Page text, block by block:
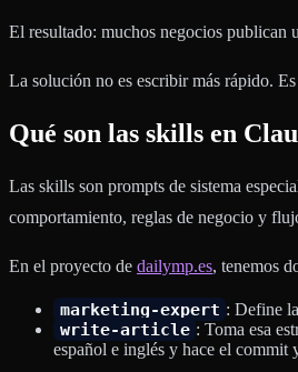
El resultado: muchos negocios publican
La solución no es escribir más rápido. Es
Qué son las skills en
Las skills son prompts de sistema
comportamiento, reglas de negocio y
En el proyecto de dailymp.es, tenemos
marketing-expert : Define
write-article : Toma esa
español e inglés y hace el commit